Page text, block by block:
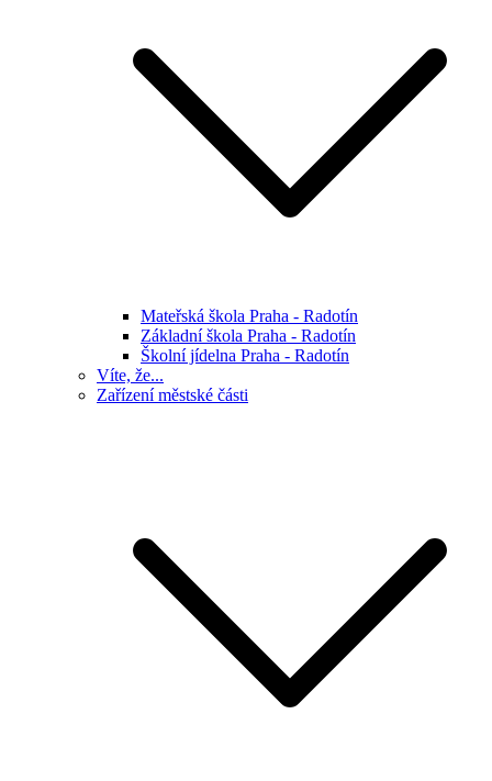
Mateřská škola Praha - Radotín
Základní škola Praha - Radotín
Školní jídelna Praha - Radotín
Víte, že...
Zařízení městské části